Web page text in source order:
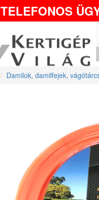
TELEFONOS
Damilok, damilfejek,